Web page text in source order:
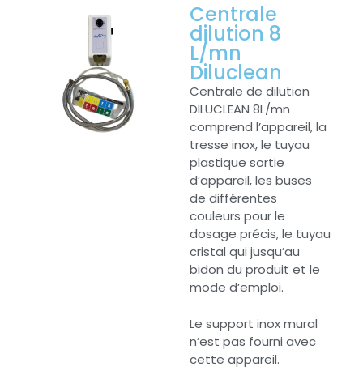
Centrale
dilution 8
L/mn
Diluclean
Centrale de dilution
DILUCLEAN 8L/mn
comprend l’appareil, la
tresse inox, le tuyau
plastique sortie
d’appareil, les buses
de différentes
couleurs pour le
dosage précis, le tuyau
cristal qui jusqu’au
bidon du produit et le
mode d’emploi.
Le support inox mural
n’est pas fourni avec
cette appareil.